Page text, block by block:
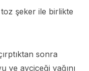
şeker ile birlikte
sonra
ve ayçiçeği yağını